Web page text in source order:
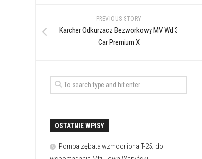
PREVIOUS STORY
Karcher Odkurzacz Bezworkowy MV Wd 3
Car Premium X
OSTATNIE WPISY
Pompa zębata wzmocniona T-25. do